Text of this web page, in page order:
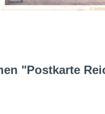
"Postkarte